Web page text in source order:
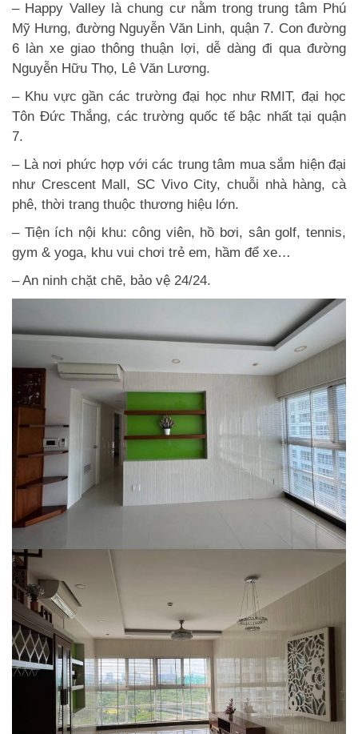
– Happy Valley là chung cư nằm trong trung tâm Phú
Mỹ Hưng, đường Nguyễn Văn Linh, quận 7. Con đường
6 làn xe giao thông thuận lợi, dễ dàng đi qua đường
Nguyễn Hữu Thọ, Lê Văn Lương.
– Khu vực gần các trường đại học như RMIT, đại học
Tôn Đức Thắng, các trường quốc tế bậc nhất tại quận
7.
– Là nơi phức hợp với các trung tâm mua sắm hiện đại
như Crescent Mall, SC Vivo City, chuỗi nhà hàng, cà
phê, thời trang thuộc thương hiệu lớn.
– Tiện ích nội khu: công viên, hồ bơi, sân golf, tennis,
gym & yoga, khu vui chơi trẻ em, hầm để xe…
– An ninh chặt chẽ, bảo vệ 24/24.